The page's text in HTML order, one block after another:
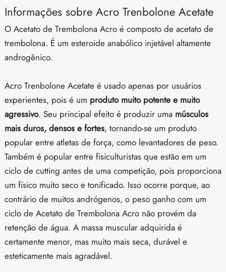
Informações sobre Acro Trenbolone Acetate
O Acetato de Trembolona Acro é composto de acetato de
trembolona. É um esteroide anabólico injetável altamente
androgênico.
Acro Trenbolone Acetate é usado apenas por usuários
experientes, pois é um produto muito potente e muito
agressivo. Seu principal efeito é produzir uma músculos
mais duros, densos e fortes, tornando-se um produto
popular entre atletas de força, como levantadores de peso.
Também é popular entre fisiculturistas que estão em um
ciclo de cutting antes de uma competição, pois proporciona
um físico muito seco e tonificado. Isso ocorre porque, ao
contrário de muitos andrógenos, o peso ganho com um
ciclo de Acetato de Trembolona Acro não provém da
retenção de água. A massa muscular adquirida é
certamente menor, mas muito mais seca, durável e
esteticamente mais agradável.